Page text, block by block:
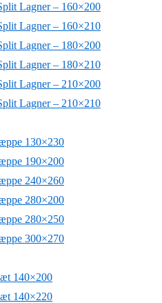
Lagner – 160×200
Lagner – 160×210
Lagner – 180×200
Lagner – 180×210
Lagner – 210×200
Lagner – 210×210
130×230
190×200
240×260
280×200
280×250
300×270
140×200
140×220